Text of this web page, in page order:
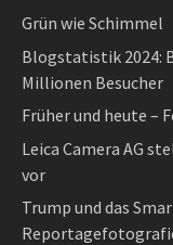
Grün wie Schimmel
Blogstatistik 2024:
Millionen Besucher
Früher und heute –
Leica Camera AG
vor
Trump und das